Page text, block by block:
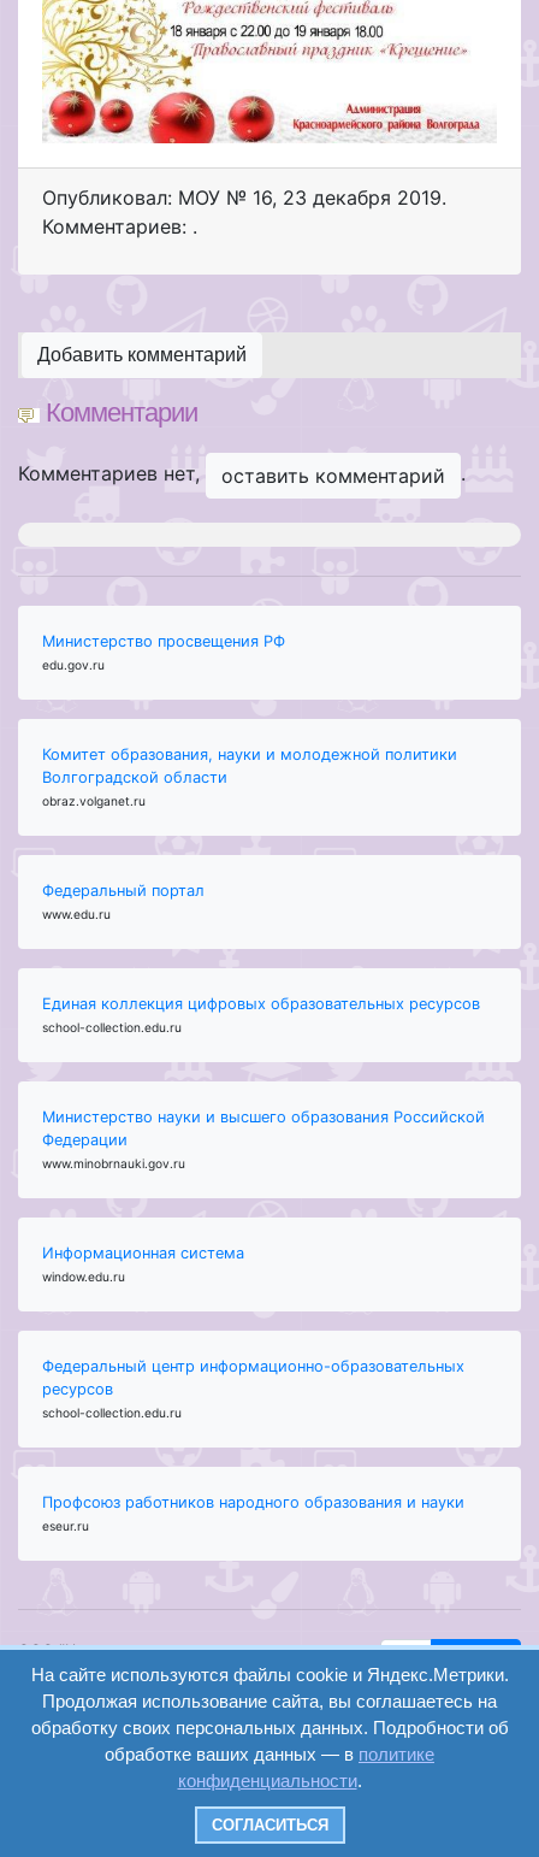
Опубликовал: МОУ № 16, 23 декабря 2019.
Комментариев: .
Добавить комментарий
Комментарии
Комментариев нет, оставить комментарий .
Министерство просвещения РФ
edu.gov.ru
Комитет образования, науки и молодежной политики
Волгоградской области
obraz.volganet.ru
Федеральный портал
www.edu.ru
Единая коллекция цифровых образовательных ресурсов
school-collection.edu.ru
Министерство науки и высшего образования Российской
Федерации
www.minobrnauki.gov.ru
Информационная система
window.edu.ru
Федеральный центр информационно-образовательных
ресурсов
school-collection.edu.ru
Профсоюз работников народного образования и науки
eseur.ru
ООО "Центр
образования и
консалтинга"
Волгоград 2008-
2026
вход
регистрация
Найти
Версия
сайта для
слабовидящих
На сайте используются файлы cookie и Яндекс.Метрики.
Продолжая использование сайта, вы соглашаетесь на
обработку своих персональных данных. Подробности об
обработке ваших данных — в политике
конфиденциальности.
СОГЛАСИТЬСЯ